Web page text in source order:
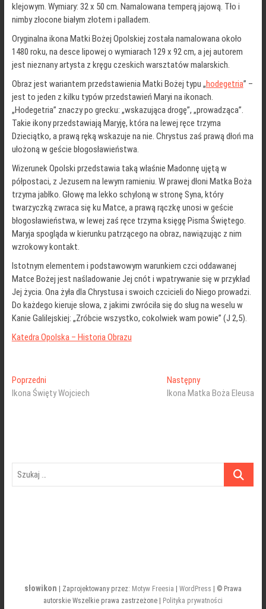
klejowym. Wymiary: 32 x 50 cm. Namalowana temperą jajową. Tło i
nimby złocone białym złotem i palladem.
Oryginalna ikona Matki Bożej Opolskiej została namalowana około
1480 roku, na desce lipowej o wymiarach 129 x 92 cm, a jej autorem
jest nieznany artysta z kręgu czeskich warsztatów malarskich.
Obraz jest wariantem przedstawienia Matki Bożej typu „hodegetria” –
jest to jeden z kilku typów przedstawień Maryi na ikonach.
„Hodegetria” znaczy po grecku: „wskazująca drogę”, „prowadząca”.
Takie ikony przedstawiają Maryję, która na lewej ręce trzyma
Dzieciątko, a prawą ręką wskazuje na nie. Chrystus zaś prawą dłoń ma
ułożoną w geście błogosławieństwa.
Wizerunek Opolski przedstawia taką właśnie Madonnę ujętą w
półpostaci, z Jezusem na lewym ramieniu. W prawej dłoni Matka Boża
trzyma jabłko. Głowę ma lekko schyloną w stronę Syna, który
twarzyczką zwraca się ku Matce, a prawą rączkę unosi w geście
błogosławieństwa, w lewej zaś ręce trzyma księgę Pisma Świętego.
Maryja spogląda w kierunku patrzącego na obraz, nawiązując z nim
wzrokowy kontakt.
Istotnym elementem i podstawowym warunkiem czci oddawanej
Matce Bożej jest naśladowanie Jej cnót i wpatrywanie się w przykład
Jej życia. Ona żyła dla Chrystusa i swoich czcicieli do Niego prowadzi.
Do każdego kieruje słowa, z jakimi zwróciła się do sług na weselu w
Kanie Galilejskiej: „Zróbcie wszystko, cokolwiek wam powie” (J 2,5).
Katedra Opolska – Historia Obrazu
Nawigacja
wpisu
PoprzedniPoprzedni
wpis:
Ikona Święty Wojciech
NastępnyNastępny
wpis:
Ikona Matka Boża Eleusa
Szukaj
słowikon | Zaprojektowany przez: Motyw Freesia WordPress | © Prawa
autorskie Wszelkie prawa zastrzeżone |
Polityka prywatności